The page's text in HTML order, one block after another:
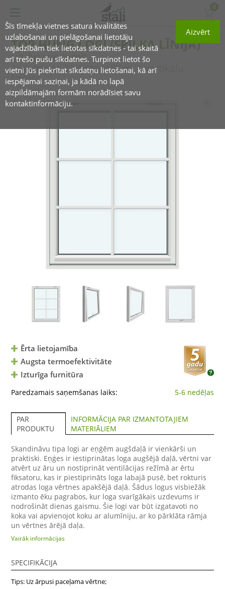
Šīs tīmekļa vietnes satura kvalitātes
uzlabošanai un pielāgošanai lietotāju
vajadzībām tiek lietotas sīkdatnes - tai skaitā
arī trešo pušu sīkdatnes. Turpinot lietot šo
vietni Jūs piekrītat sīkdatņu lietošanai, kā arī
iespējamai saziņai, ja kādā no lapā
aizpildāmajām formām norādīsiet savu
kontaktinformāciju.
Aizvērt
0
TOP HUNG LOGI (SPILKA LĪNIJA)
uz āru verams
1 vērtne ar 2 horizontālām, 1 vertikālu
šprosi
Ērta lietojamība
Augsta termoefektivitāte
Izturīga furnitūra
Paredzamais saņemšanas laiks: 5-6 nedēļas
PAR
PRODUKTU
INFORMĀCIJA PAR IZMANTOTAJIEM
MATERIĀLIEM
Skandināvu tipa logi ar eņģēm augšdaļā ir vienkārši un
praktiski. Eņģes ir iestiprinātas loga augšējā daļā, vērtni var
atvērt uz āru un nostiprināt ventilācijas režīmā ar ērtu
fiksatoru, kas ir piestiprināts loga labajā pusē, bet rokturis
atrodas loga vērtnes apakšējā daļā. Šādus logus visbiežāk
izmanto ēku pagrabos, kur loga svarīgākais uzdevums ir
nodrošināt dienas gaismu. Šie logi var būt izgatavoti no
koka vai apvienojot koku ar alumīniju, ar ko pārklāta rāmja
un vērtnes ārējā daļa.
Vairāk informācijas
SPECIFIKĀCIJA
Tips: Uz ārpusi paceļama vērtne;